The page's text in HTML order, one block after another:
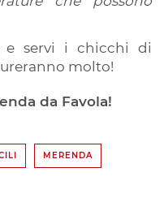
e servi i chicchi di
molto!
da Favola!
MERENDA